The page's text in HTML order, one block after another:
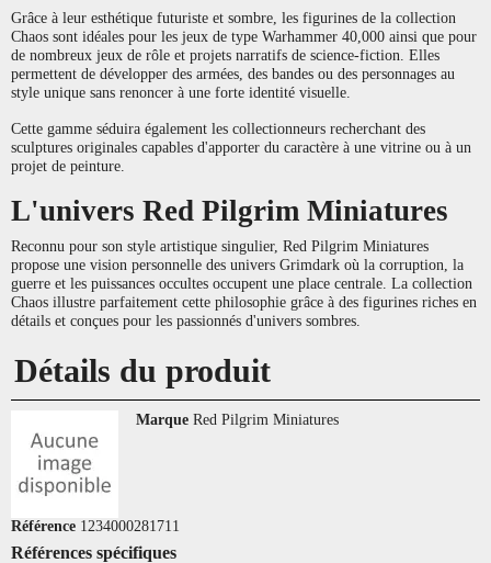
Grâce à leur esthétique futuriste et sombre, les figurines de la collection
Chaos sont idéales pour les jeux de type Warhammer 40,000 ainsi que pour
de nombreux jeux de rôle et projets narratifs de science-fiction. Elles
permettent de développer des armées, des bandes ou des personnages au
style unique sans renoncer à une forte identité visuelle.
Cette gamme séduira également les collectionneurs recherchant des
sculptures originales capables d'apporter du caractère à une vitrine ou à un
projet de peinture.
L'univers Red Pilgrim Miniatures
Reconnu pour son style artistique singulier, Red Pilgrim Miniatures
propose une vision personnelle des univers Grimdark où la corruption, la
guerre et les puissances occultes occupent une place centrale. La collection
Chaos illustre parfaitement cette philosophie grâce à des figurines riches en
détails et conçues pour les passionnés d'univers sombres.
Détails du produit
Marque Red Pilgrim Miniatures
Référence 1234000281711
Références spécifiques